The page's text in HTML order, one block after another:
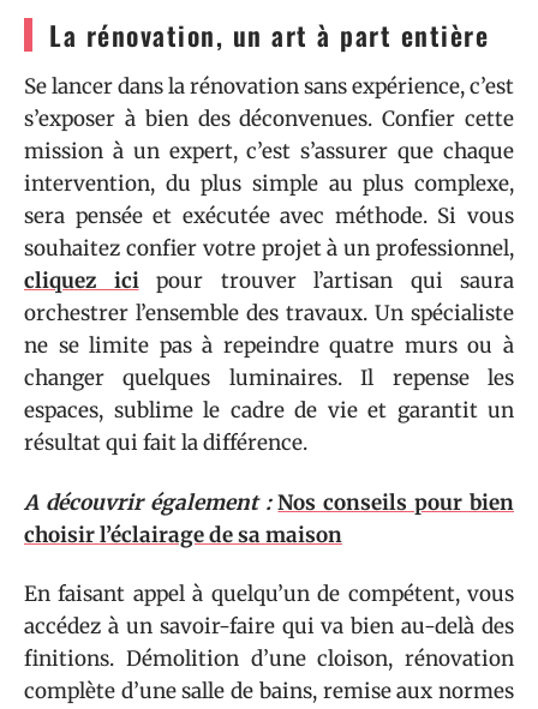
La rénovation, un art à part entière
Se lancer dans la rénovation sans expérience, c’est
s’exposer à bien des déconvenues. Confier cette
mission à un expert, c’est s’assurer que chaque
intervention, du plus simple au plus complexe,
sera pensée et exécutée avec méthode. Si vous
souhaitez confier votre projet à un professionnel,
cliquez icipour trouver l’artisan qui saura
orchestrer l’ensemble des travaux. Un spécialiste
ne se limite pas à repeindre quatre murs ou à
changer quelques luminaires. Il repense les
espaces, sublime le cadre de vie et garantit un
résultat qui fait la différence.
A découvrir également : Nos conseils pour bien
choisir l’éclairage de sa maison
En faisant appel à quelqu’un de compétent, vous
accédez à un savoir-faire qui va bien au-delà des
finitions. Démolition d’une cloison, rénovation
complète d’une salle de bains, remise aux normes